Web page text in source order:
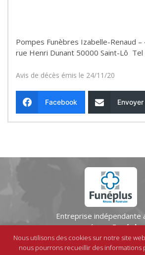
Pompes Funèbres Izabelle-Renaud –
rue Henri Dunant 50000 Saint-Lô
Avis de décès émis le 24/11/20
Facebook
Entreprise indépendante
au réseauFunéplus
Mentions légales-Contact
Nous utilisons des cookies sur notre site
nous pourrons recueillir des informations